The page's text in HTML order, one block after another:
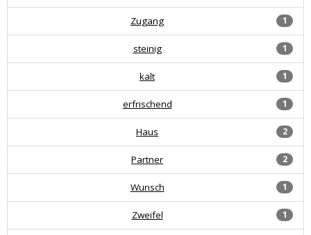
1
Zugang
1
steinig
1
kalt
1
erfrischend
2
Haus
2
Partner
1
Wunsch
1
Zweifel